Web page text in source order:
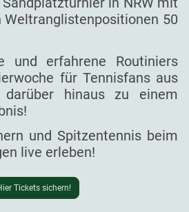
Weltranglistenpositionen 50
und erfahrene Routiniers
für Tennisfans aus
hinaus zu einem
und Spitzentennis beim
live erleben!
Tickets sichern!